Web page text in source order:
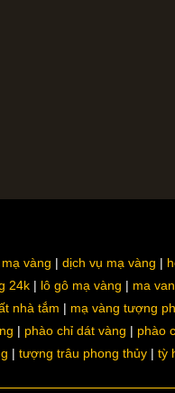
vàng dịch vụ mạ vàng
24k lô gô mạ vàng ma
nhà tắm mạ vàng tượng
phào chỉ dát vàng phào
tượng trâu phong thủy tỳ